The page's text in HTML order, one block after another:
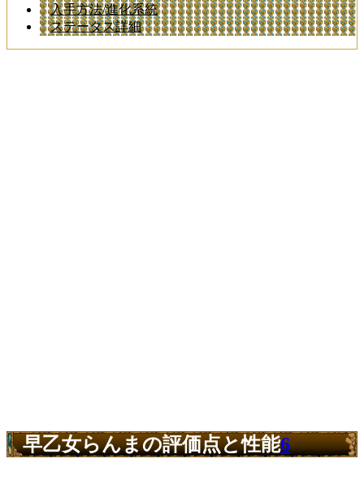
入手方法/進化系統
ステータス詳細
早乙女らんまの評価点と性能6